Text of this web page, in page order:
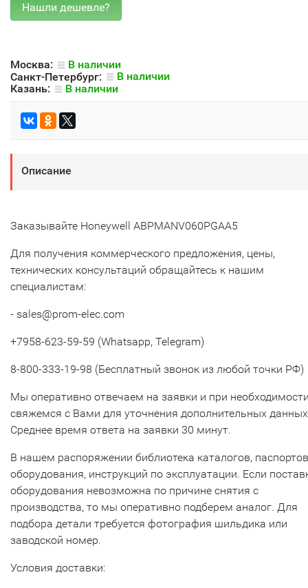
Москва:
В наличии
Санкт-Петербург:
В наличии
Казань:
В наличии
Описание
Заказывайте Honeywell ABPMANV060PGAA5
Для получения коммерческого предложения, цены,
технических консультаций обращайтесь к нашим
специалистам:
- sales@prom-elec.com
+7958-623-59-59 (Whatsapp, Telegram)
8-800-333-19-98 (Бесплатный звонок из любой точки РФ)
Мы оперативно отвечаем на заявки и при
свяжемся с Вами для уточнения дополнительных
Среднее время ответа на заявки 30 минут.
В нашем распоряжении библиотека каталогов, паспортов
оборудования, инструкций по эксплуатации. Если
оборудования невозможна по причине снятия с
производства, то мы оперативно подберем аналог. Для
подбора детали требуется фотография шильдика или
заводской номер.
Условия доставки: